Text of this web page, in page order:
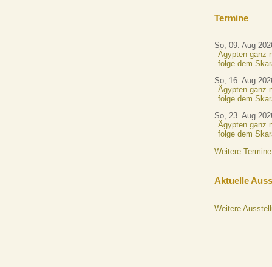
Termine
So, 09. Aug
Ägypten ganz
folge dem
So, 16. Aug
Ägypten ganz
folge dem
So, 23. Aug
Ägypten ganz
folge dem
Weitere Termine
Aktuelle
Weitere